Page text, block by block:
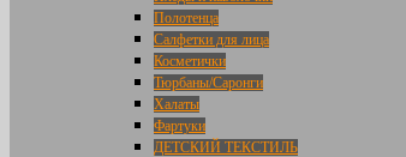
Полотенца
Салфетки для лица
Косметички
Тюрбаны/Саронги
Халаты
Фартуки
ДЕТСКИЙ ТЕКСТИЛЬ